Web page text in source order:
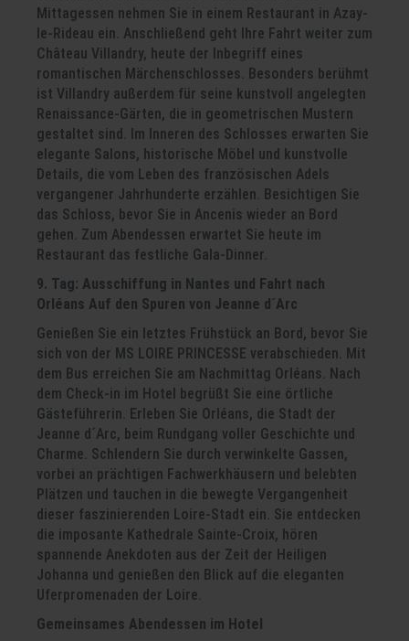
Mittagessen nehmen Sie in einem Restaurant in Azay-
le-Rideau ein. Anschließend geht Ihre Fahrt weiter zum
Château Villandry, heute der Inbegriff eines
romantischen Märchenschlosses. Besonders berühmt
ist Villandry außerdem für seine kunstvoll angelegten
Renaissance-Gärten, die in geometrischen Mustern
gestaltet sind. Im Inneren des Schlosses erwarten Sie
elegante Salons, historische Möbel und kunstvolle
Details, die vom Leben des französischen Adels
vergangener Jahrhunderte erzählen. Besichtigen Sie
das Schloss, bevor Sie in Ancenis wieder an Bord
gehen. Zum Abendessen erwartet Sie heute im
Restaurant das festliche Gala-Dinner.
9. Tag: Ausschiffung in Nantes und Fahrt nach
Orléans Auf den Spuren von Jeanne d´Arc
Genießen Sie ein letztes Frühstück an Bord, bevor Sie
sich von der MS LOIRE PRINCESSE verabschieden. Mit
dem Bus erreichen Sie am Nachmittag Orléans. Nach
dem Check-in im Hotel begrüßt Sie eine örtliche
Gästeführerin. Erleben Sie Orléans, die Stadt der
Jeanne d´Arc, beim Rundgang voller Geschichte und
Charme. Schlendern Sie durch verwinkelte Gassen,
vorbei an prächtigen Fachwerkhäusern und belebten
Plätzen und tauchen in die bewegte Vergangenheit
dieser faszinierenden Loire-Stadt ein. Sie entdecken
die imposante Kathedrale Sainte-Croix, hören
spannende Anekdoten aus der Zeit der Heiligen
Johanna und genießen den Blick auf die eleganten
Uferpromenaden der Loire.
Gemeinsames Abendessen im Hotel